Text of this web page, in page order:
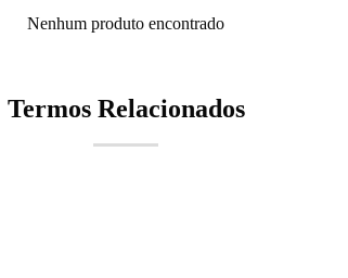
Nenhum produto encontrado
Termos Relacionados